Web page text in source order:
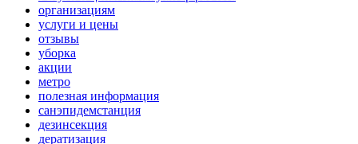
организациям
услуги и цены
отзывы
уборка
акции
метро
полезная информация
санэпидемстанция
дезинсекция
дератизация